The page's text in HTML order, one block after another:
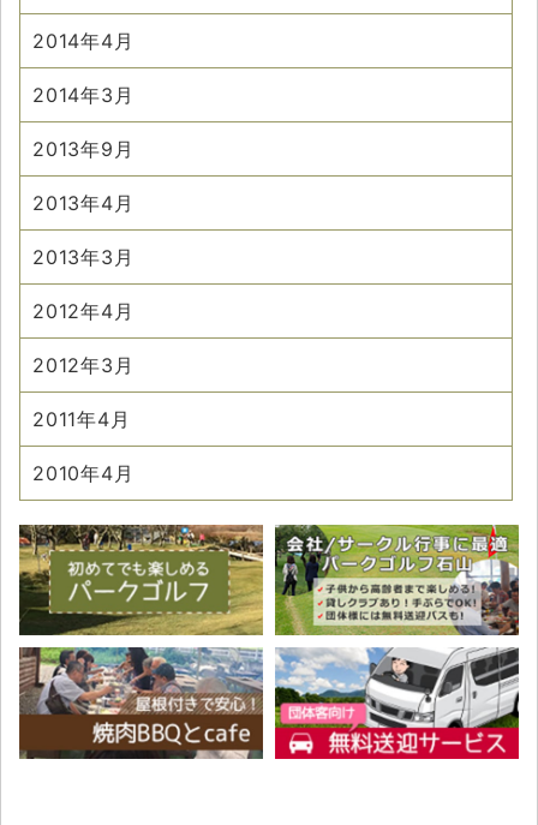
2014年4月
2014年3月
2013年9月
2013年4月
2013年3月
2012年4月
2012年3月
2011年4月
2010年4月